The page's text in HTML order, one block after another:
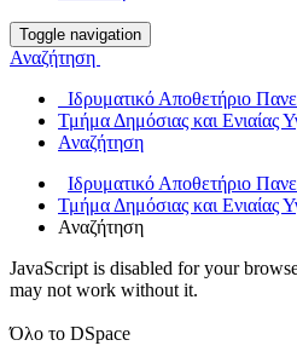
Toggle navigation
Αναζήτηση
Ιδρυματικό Αποθετήριο
Τμήμα Δημόσιας και Ενιαίας
Αναζήτηση
Ιδρυματικό Αποθετήριο
Τμήμα Δημόσιας και Ενιαίας
Αναζήτηση
JavaScript is disabled for your
may not work without it.
Όλο το DSpace